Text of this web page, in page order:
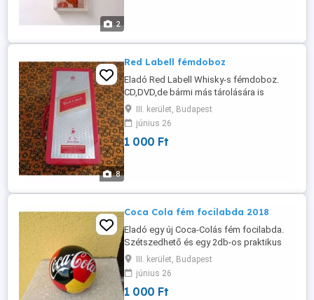
2
8
Red Labell fémdoboz
Eladó Red Labell Whisky-s fémdoboz.
CD,DVD,de bármi más tárolására is
alkalmas. 1-2 helyen picit horpadt (lásd a
képeken). Hordfüllel,zárható csattal.
Méret: 32x14,5x15cm Átvétel személyesen
a lakcímemen,Óbuda 3. ker.
III. kerület, Budapest
június 26
1 000 Ft
Coca Cola fém focilabda 2018
Eladó egy új Coca-Colás fém focilabda.
Szétszedhető és egy 2db-os praktikus
party kínálótál lesz belőle. Átmérő: 11,5cm
Kerület: 38cm Átvétel személyesen a
lakcímemen,Óbuda 3. ker.
III. kerület, Budapest
június 26
1 000 Ft